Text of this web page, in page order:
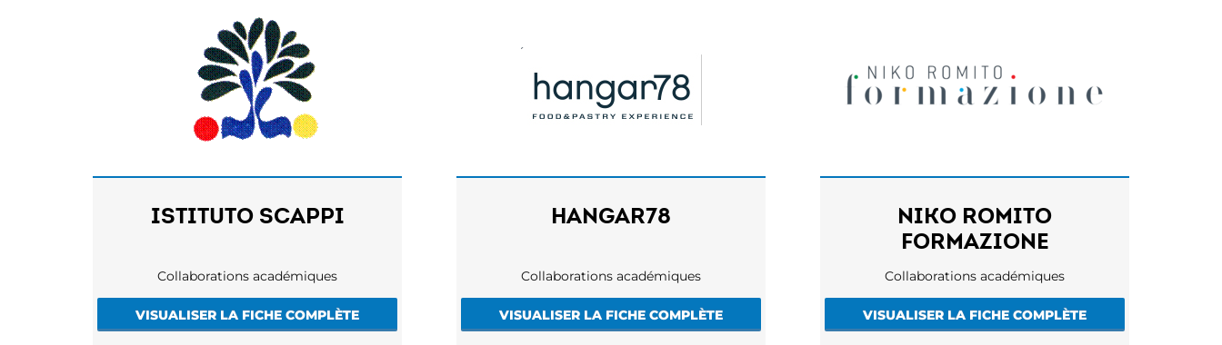
ISTITUTO SCAPPI
Collaborations académiques
VISUALISER LA FICHE COMPLÈTE
HANGAR78
Collaborations académiques
VISUALISER LA FICHE COMPLÈTE
NIKO ROMITO
FORMAZIONE
Collaborations académiques
VISUALISER LA FICHE COMPLÈTE